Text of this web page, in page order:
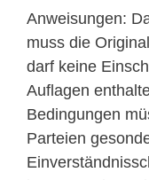
Anweisungen:
muss die
darf keine
Auflagen
Bedingungen
Parteien